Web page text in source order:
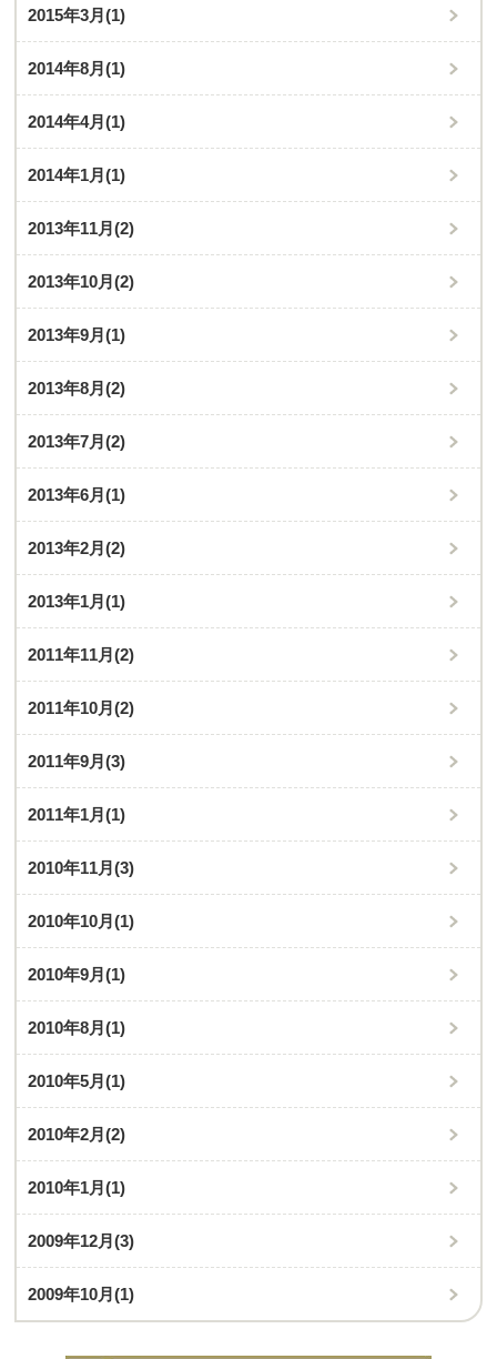
2015年3月(1)
2014年8月(1)
2014年4月(1)
2014年1月(1)
2013年11月(2)
2013年10月(2)
2013年9月(1)
2013年8月(2)
2013年7月(2)
2013年6月(1)
2013年2月(2)
2013年1月(1)
2011年11月(2)
2011年10月(2)
2011年9月(3)
2011年1月(1)
2010年11月(3)
2010年10月(1)
2010年9月(1)
2010年8月(1)
2010年5月(1)
2010年2月(2)
2010年1月(1)
2009年12月(3)
2009年10月(1)